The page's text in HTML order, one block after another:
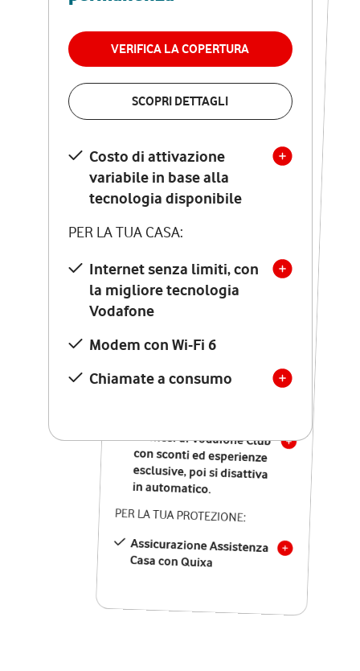
VERIFICA LA COPERTURA
SCOPRI DETTAGLI
Costo di attivazione
variabile in base alla
tecnologia disponibile
PER LA TUA CASA:
Internet senza limiti, con
la migliore tecnologia
Vodafone
Modem con Wi-Fi 6
Chiamate a consumo
permanenza
VERIFICA LA COPERTURA
Costo di attivazione
variabile in base alla
tecnologia disponibile
PER LA TUA CASA:
Internet senza limiti, con
la migliore tecnologia
Vodafone
Modem Seven con Wi-Fi 7
Chiamate illimitate verso
numeri fissi e mobili
nazionali
12 mesi di Vodafone Club
con sconti ed esperienze
esclusive, poi si disattiva
in automatico.
PER LA TUA PROTEZIONE:
Assicurazione Assistenza
Casa con Quixa